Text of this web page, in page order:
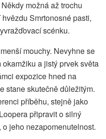
možná až trochu
Smrtonosné pasti,
scénku.
mouchy. Nevyhne se
a jistý prvek světa
expozice hned na
stane skutečně důležitým.
příběhu, stejně jako
připravit o silný
jeho nezapomenutelnost.